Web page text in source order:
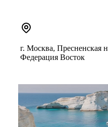
г. Москва, Пресненская
Федерация Восток